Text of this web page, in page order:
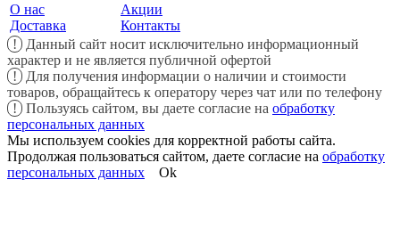
О нас
Доставка
Акции
Контакты
!
Данный сайт носит исключительно информационный
характер и не является публичной офертой
!
Для получения информации о наличии и стоимости
товаров, обращайтесь к оператору через чат или по телефону
!
Пользуясь сайтом, вы даете согласие на обработку
персональных данных
Мы используем cookies для корректной работы сайта.
Продолжая пользоваться сайтом, даете согласие на обработку
персональных данных
Ok